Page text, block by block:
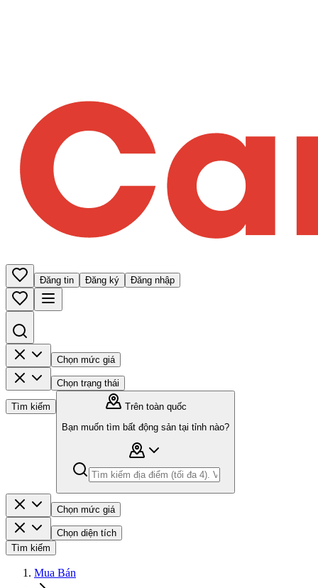
Đăng tin Đăng ký Đăng nhập
Chọn mức giá
Chọn trạng thái
Tìm kiếm
Trên toàn quốc
Bạn muốn tìm bất động sản tại tỉnh nào?
Chọn mức giá
Chọn diện tích
Tìm kiếm
Mua Bán